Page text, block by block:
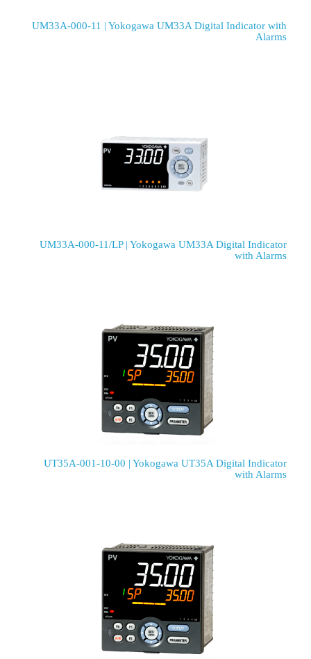
UM33A-000-11 | Yokogawa UM33A Digital Indicator with
Alarms
UM33A-000-11/LP | Yokogawa UM33A Digital Indicator
with Alarms
UT35A-001-10-00 | Yokogawa UT35A Digital Indicator
with Alarms